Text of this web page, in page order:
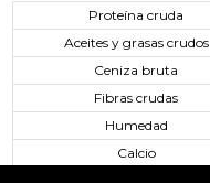
Proteína cruda
Aceites y grasas crudos
Ceniza bruta
Fibras crudas
Humedad
Calcio